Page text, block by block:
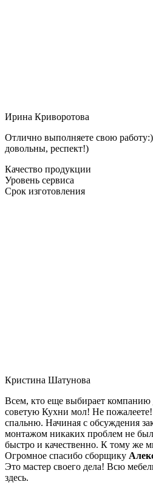
Ирина Криворотова
Отлично выполняете свою работу:)
довольны, респект!)
Качество продукции
Уровень сервиса
Срок изготовления
Кристина Шатунова
Всем, кто еще выбирает компанию
советую Кухни мол! Не
спальню. Начиная с обсуждения
монтажом никаких проблем не
быстро и качественно. К тому же
Огромное спасибо сборщику
Это мастер своего дела! Всю
здесь.